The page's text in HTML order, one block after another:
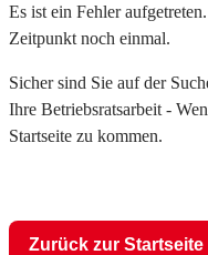
Es ist ein Fehler
Zeitpunkt noch einmal.
Sicher sind Sie auf der
Ihre Betriebsratsarbeit -
Startseite zu kommen.
Zurück zur Startseite